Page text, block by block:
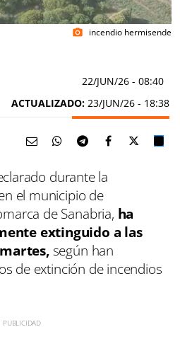
photo_camera incendio hermisende
22/JUN/26 - 08:40
ACTUALIZADO: 23/JUN/26 - 18:38
durante la
el municipio de
de Sanabria, ha
extinguido a las
según han
de extinción de incendios